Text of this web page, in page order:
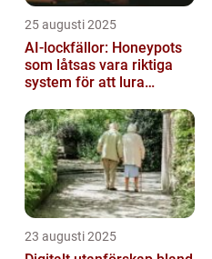
25 augusti 2025
AI-lockfällor: Honeypots
som låtsas vara riktiga
system för att lura
23 augusti 2025